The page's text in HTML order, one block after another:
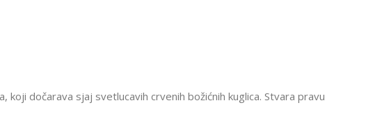
dočarava sjaj svetlucavih crvenih božićnih kuglica. Stvara pravu